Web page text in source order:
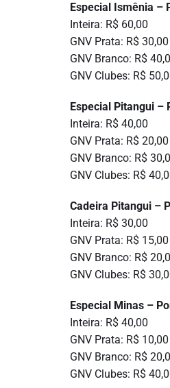
Especial Ismênia –
Inteira: R$ 60,00
GNV Prata: R$ 30,00
GNV Branco: R$
GNV Clubes: R$
Especial Pitangui –
Inteira: R$ 40,00
GNV Prata: R$ 20,00
GNV Branco: R$
GNV Clubes: R$
Cadeira Pitangui –
Inteira: R$ 30,00
GNV Prata: R$ 15,00
GNV Branco: R$
GNV Clubes: R$
Especial Minas –
Inteira: R$ 40,00
GNV Prata: R$ 10,00
GNV Branco: R$
GNV Clubes: R$